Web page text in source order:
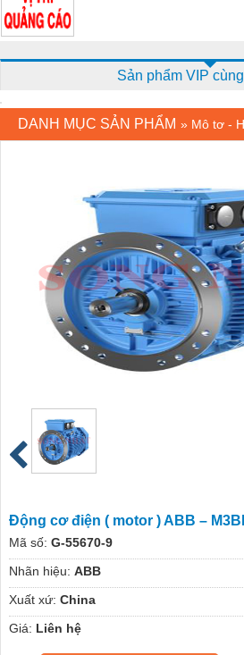
Sản phẩm VIP
DANH MỤC SẢN PHẨM » Mô tơ -
Động cơ điện ( motor ) ABB –
Mã số: G-55670-9
Nhãn hiệu: ABB
Xuất xứ: China
Giá: Liên hệ